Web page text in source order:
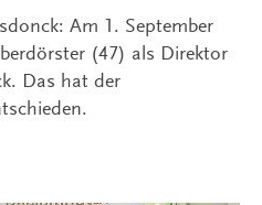
Am 1. September
(47) als Direktor
Das hat der